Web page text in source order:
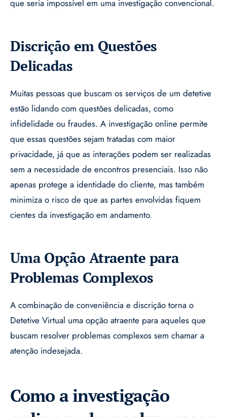
que seria impossível em uma investigação convencional.
Discrição em Questões
Delicadas
Muitas pessoas que buscam os serviços de um detetive
estão lidando com questões delicadas, como
infidelidade ou fraudes. A investigação online permite
que essas questões sejam tratadas com maior
privacidade, já que as interações podem ser realizadas
sem a necessidade de encontros presenciais. Isso não
apenas protege a identidade do cliente, mas também
minimiza o risco de que as partes envolvidas fiquem
cientes da investigação em andamento.
Uma Opção Atraente para
Problemas Complexos
A combinação de conveniência e discrição torna o
Detetive Virtual uma opção atraente para aqueles que
buscam resolver problemas complexos sem chamar a
atenção indesejada.
Como a investigação